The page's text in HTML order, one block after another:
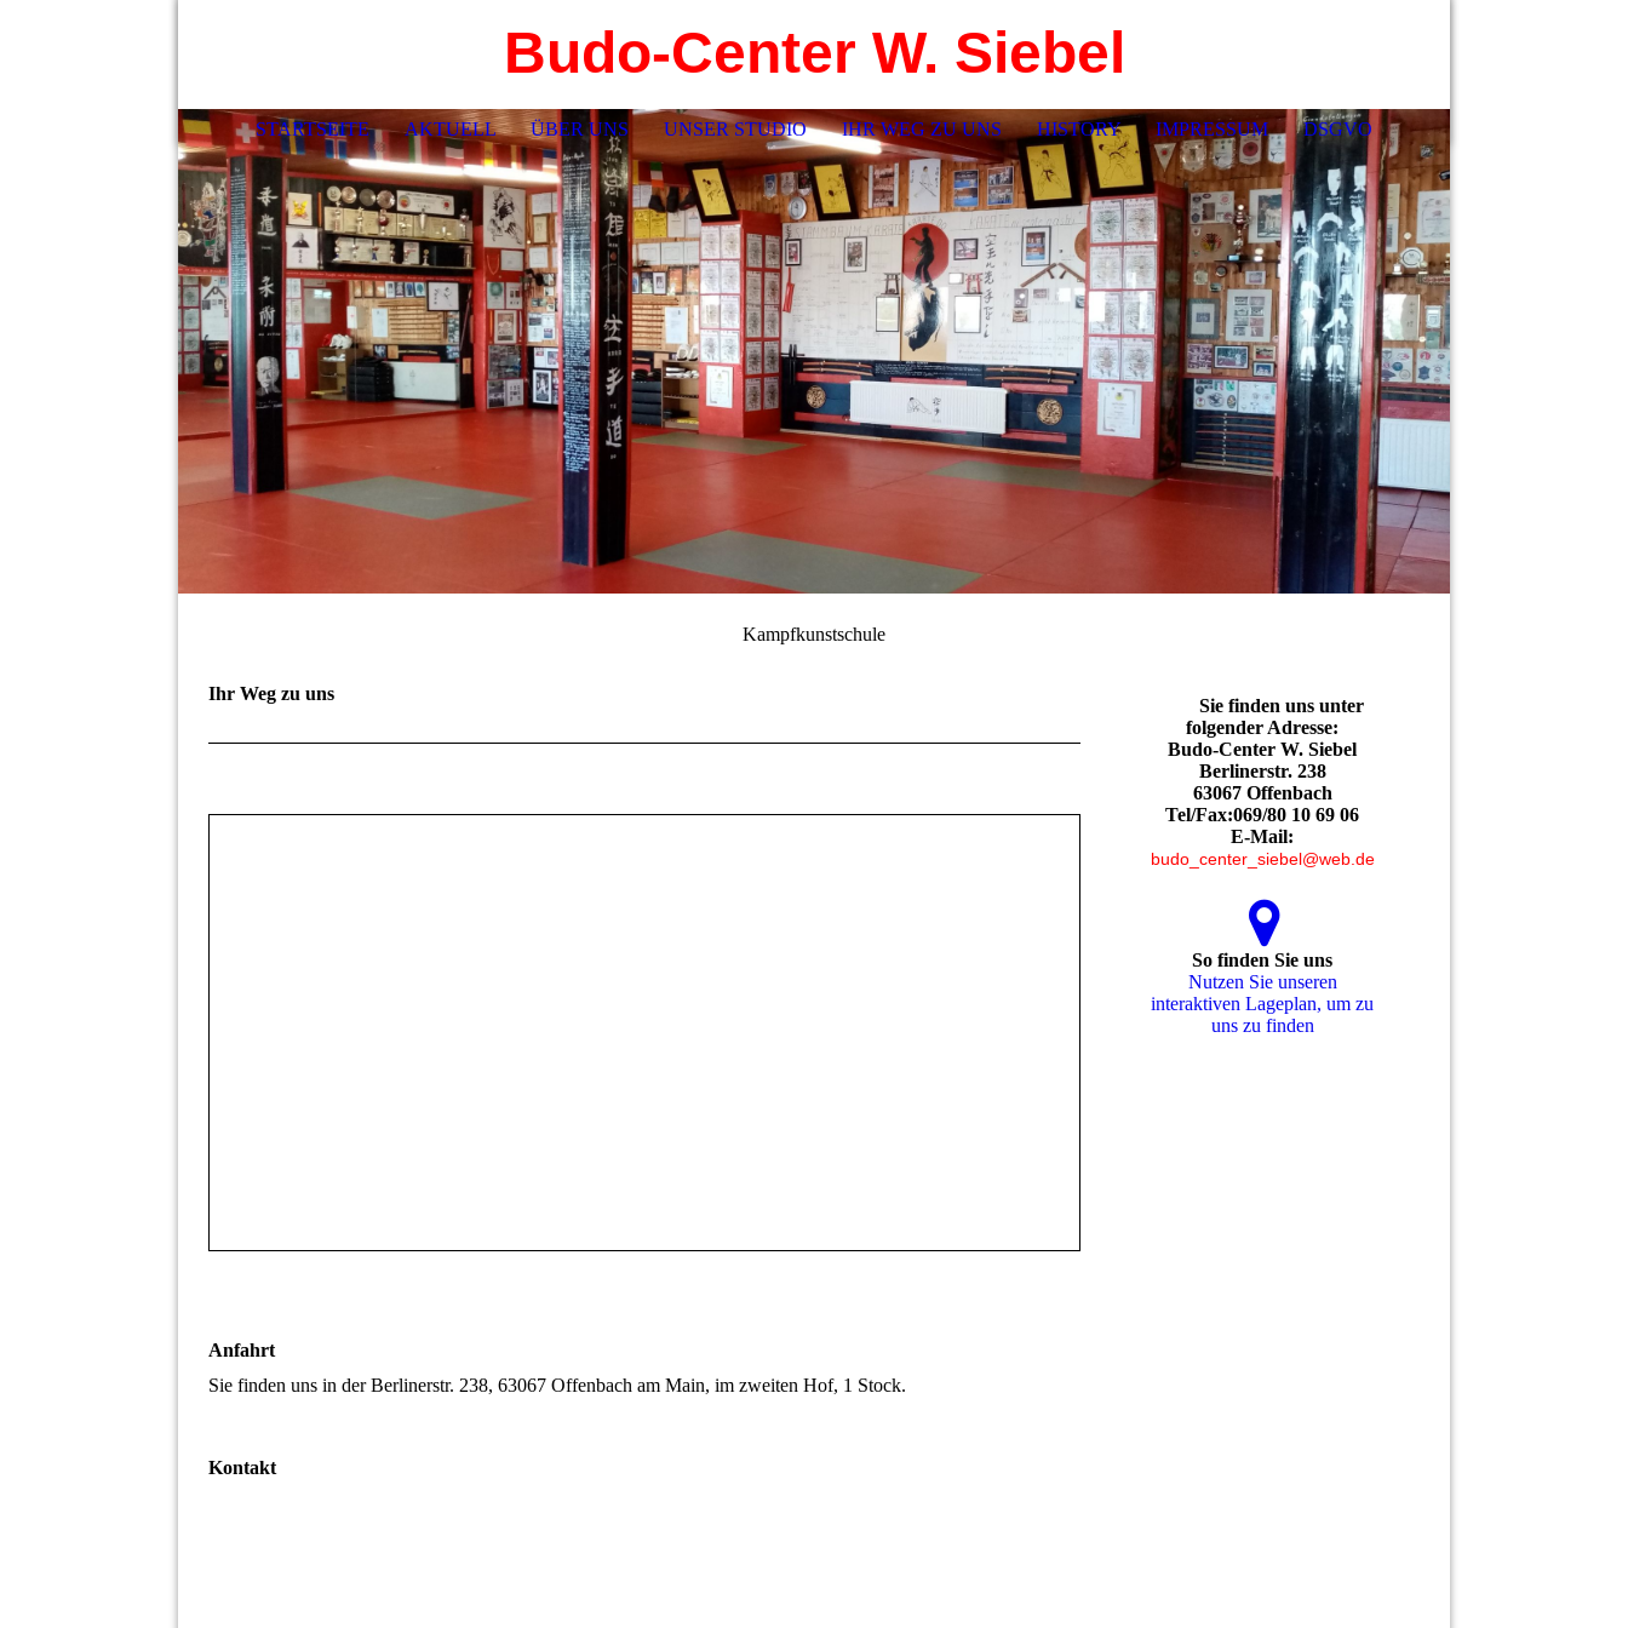
Budo-Center W. Siebel
STARTSEITE AKTUELL ÜBER UNS UNSER STUDIO IHR WEG ZU UNS HISTORY IMPRESSUM DSGVO
Kampfkunstschule
Ihr Weg zu uns
Anfahrt
Sie finden uns in der Berlinerstr. 238, 63067 Offenbach am Main, im zweiten Hof, 1 Stock.
Kontakt
Sie finden uns unter
folgender Adresse:
Budo-Center W. Siebel
Berlinerstr. 238
63067 Offenbach
Tel/Fax:069/80 10 69 06
E-Mail:
budo_center_siebel@web.de
So finden Sie uns
Nutzen Sie unseren
interaktiven La­ge­plan, um zu
uns zu finden